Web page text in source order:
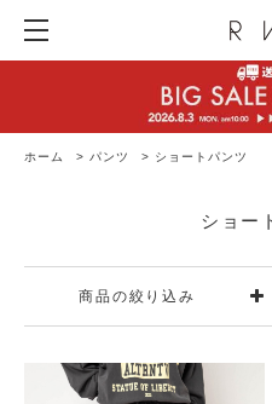
ホーム > パンツ > ショートパンツ
ショー
商品の絞り込み